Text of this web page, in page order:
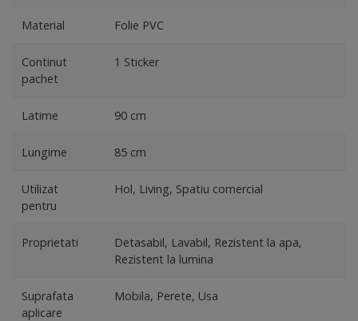
Material Folie PVC
Continut
pachet
1 Sticker
Latime 90 cm
Lungime 85 cm
Utilizat
pentru
Hol, Living, Spatiu comercial
Proprietati
Detasabil, Lavabil, Rezistent la apa,
Rezistent la lumina
Suprafata
aplicare
Mobila, Perete, Usa